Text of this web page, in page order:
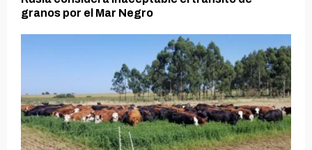
granos por el Mar Negro